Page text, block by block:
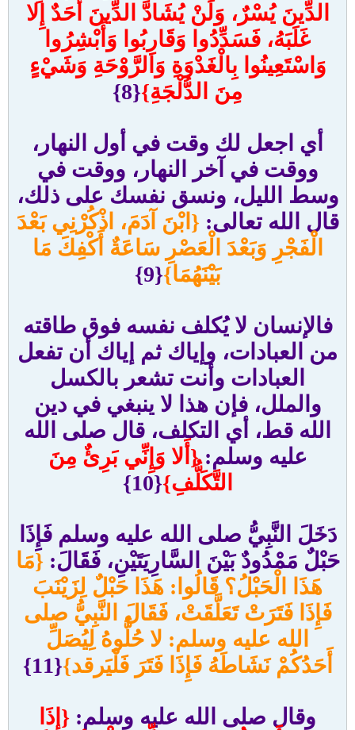
الدِّينَ يُسْرٌ، وَلَنْ يُشَادَّ الدِّينَ أَحَدٌ إِلا
غَلَبَهُ، فَسَدِّدُوا وَقَارِبُوا وَأَبْشِرُوا
وَاسْتَعِينُوا بِالْغَدْوَةِ وَالرَّوْحَةِ وَشَيْءٍ
مِنَ الدُّلْجَةِ}{8}
أي اجعل لك وقت في أول النهار،
ووقت في آخر النهار، ووقت في
وسط الليل، ونسق نفسك على ذلك،
قال الله تعالى:{ابْنَ آدَمَ، اذْكُرْنِي بَعْدَ
الْفَجْرِ وَبَعْدَ الْعَصْرِ سَاعَةٌ أَكْفِكَ مَا
بَيْنَهُمَا}{9}
فالإنسان لا يُكلف نفسه فوق طاقته
من العبادات، وإياك ثم إياك أن تفعل
العبادات وأنت تشعر بالكسل
والملل، فإن هذا لا ينبغي في دين
الله قط، أي التكلف، قال صلى الله
عليه وسلم:{أَلا وَإِنِّي بَرِئٌ مِنَ
التَّكَلُّفِ}{10}
دَخَلَ النَّبِيُّ صلى الله عليه وسلم فَإِذَا
حَبْلٌ مَمْدُودٌ بَيْنَ السَّارِيَتَيْنِ، فَقَالَ:{مَا
هَذَا الْحَبْلُ؟ قَالُوا: هَذَا حَبْلٌ لِزَيْنَبَ
فَإِذَا فَتَرَتْ تَعَلَّقَتْ، فَقَالَ النَّبِيُّ صلى
الله عليه وسلم: لا حُلُّوهُ لِيُصَلِّ
أَحَدُكُمْ نَشَاطَهُ فَإِذَا فَتَرَ فَلْيَرقد}{11}
وقال صلى الله عليه وسلم: {إِذَا